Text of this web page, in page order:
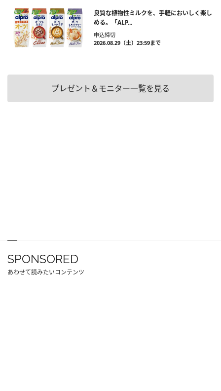
良質な植物性ミルクを、手軽においしく楽し
める。「ALP...
申込締切
2026.08.29（土）23:59まで
プレゼント＆モニター一覧を見る
SPONSORED
あわせて読みたいコンテンツ